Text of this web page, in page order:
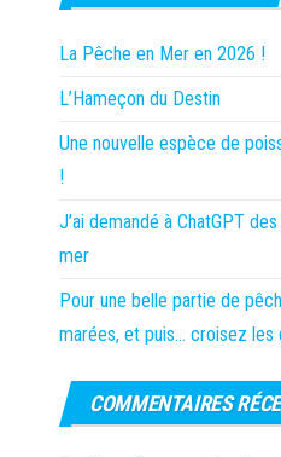
La Pêche en Mer en 2026 !
L’Hameçon du Destin
Une nouvelle espèce de
!
J’ai demandé à ChatGPT
mer
Pour une belle partie de
marées, et puis… croisez les
COMMENTAIRES